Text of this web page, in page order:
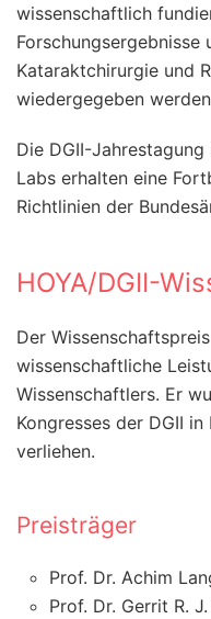
wissenschaftlich
Forschungsergebnisse
Kataraktchirurgie und
wiedergegeben
Die DGII-
Labs erhalten eine
Richtlinien der
HOYA/DGII-
Der
wissenschaftliche
Wissenschaftlers. Er
Kongresses der DGII
verliehen.
Preisträger
Prof. Dr. Achim
Prof. Dr. Gerrit R.